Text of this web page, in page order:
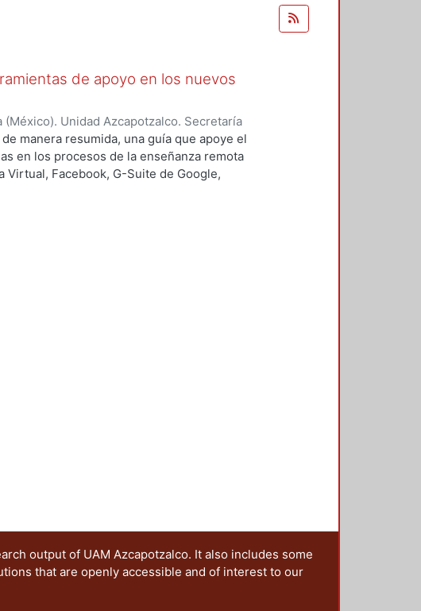
de apoyo en los nuevos
Unidad Azcapotzalco. Secretaría
Beatriz;Orozco García, Paola Yatzel;Puga
Mercedes Isabel;Alvarado Hernández,
manera resumida, una guía que apoye el
en los procesos de la enseñanza remota
Virtual, Facebook, G-Suite de Google,
output of UAM Azcapotzalco. It also includes some
that are openly accessible and of interest to our